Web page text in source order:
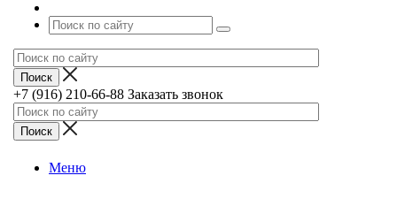
+7 (916) 210-66-88 Заказать звонок
Меню